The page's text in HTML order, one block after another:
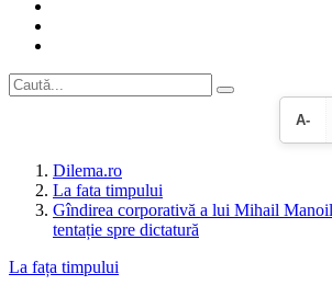
A-
Dilema.ro
La fata timpului
Gîndirea corporativă a lui Mihail
tentație spre dictatură
La fața timpului